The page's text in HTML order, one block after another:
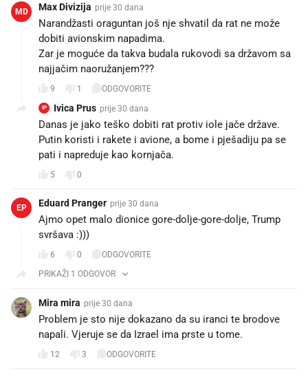
MD Max Divizija prije 30 dana
Narandžasti oraguntan još nje shvatil da rat ne može
dobiti avionskim napadima.
Zar je moguće da takva budala rukovodi sa državom sa
najjačim naoružanjem???
9 1 ODGOVORITE
IP Ivica Prus prije 30 dana
Danas je jako teško dobiti rat protiv iole jače države.
Putin koristi i rakete i avione, a bome i pješadiju pa se
pati i napreduje kao kornjača.
5 0
EP Eduard Pranger prije 30 dana
Ajmo opet malo dionice gore-dolje-gore-dolje, Trump
svršava :)))
6 0
ODGOVORITE
PRIKAŽI 1 ODGOVOR
Mira mira prije 30 dana
Problem je sto nije dokazano da su iranci te brodove
napali. Vjeruje se da Izrael ima prste u tome.
12 3 ODGOVORITE